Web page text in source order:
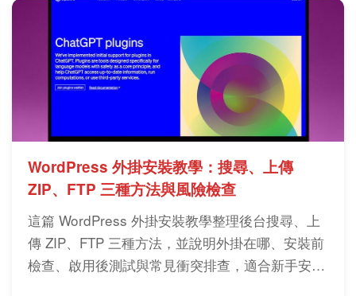
WordPress 外掛安裝教學：搜尋、上傳
ZIP、FTP 三種方法與風險檢查
這篇 WordPress 外掛安裝教學整理後台搜尋、上
傳 ZIP、FTP 三種方法，並說明外掛在哪、安裝前
檢查、啟用後測試與常見衝突排查，適合新手安全